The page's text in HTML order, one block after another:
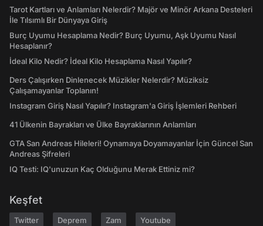
Tarot Kartları ve Anlamları Nelerdir? Majör ve Minör Arkana Desteleri
İle Tılsımlı Bir Dünyaya Giriş
Burç Uyumu Hesaplama Nedir? Burç Uyumu, Aşk Uyumu Nasıl
Hesaplanır?
İdeal Kilo Nedir? İdeal Kilo Hesaplama Nasıl Yapılır?
Ders Çalışırken Dinlenecek Müzikler Nelerdir? Müziksiz
Çalışamayanlar Toplanın!
Instagram Giriş Nasıl Yapılır? Instagram'a Giriş İşlemleri Rehberi
41 Ülkenin Bayrakları ve Ülke Bayraklarının Anlamları
GTA San Andreas Hileleri! Oynamaya Doyamayanlar İçin Güncel San
Andreas Şifreleri
IQ Testi: IQ'unuzun Kaç Olduğunu Merak Ettiniz mi?
Keşfet
Twitter Deprem Zam Youtube